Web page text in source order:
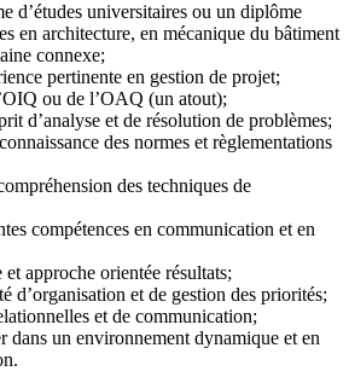
d’études universitaires ou un diplôme
en architecture, en mécanique du bâtiment
connexe;
pertinente en gestion de projet;
ou de l’OAQ (un atout);
d’analyse et de résolution de problèmes;
des normes et règlementations
des techniques de
compétences en communication et en
approche orientée résultats;
d’organisation et de gestion des priorités;
et de communication;
dans un environnement dynamique et en